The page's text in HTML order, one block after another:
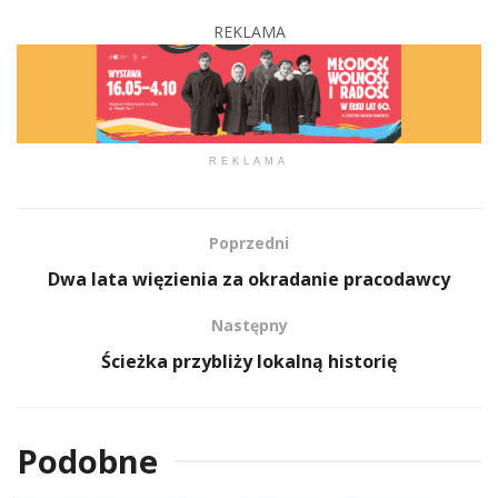
REKLAMA
REKLAMA
Poprzedni
Dwa lata więzienia za okradanie pracodawcy
Następny
Ścieżka przybliży lokalną historię
Podobne